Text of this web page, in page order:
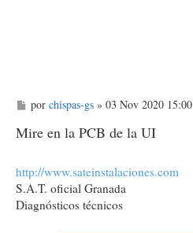
M
n
s
j
e
porchispas-gs » 03 Nov 2020 15:00
Mire en la PCB de la UI
http://www.sateinstalaciones.com
S.A.T. oficial Granada
Diagnósticos técnicos